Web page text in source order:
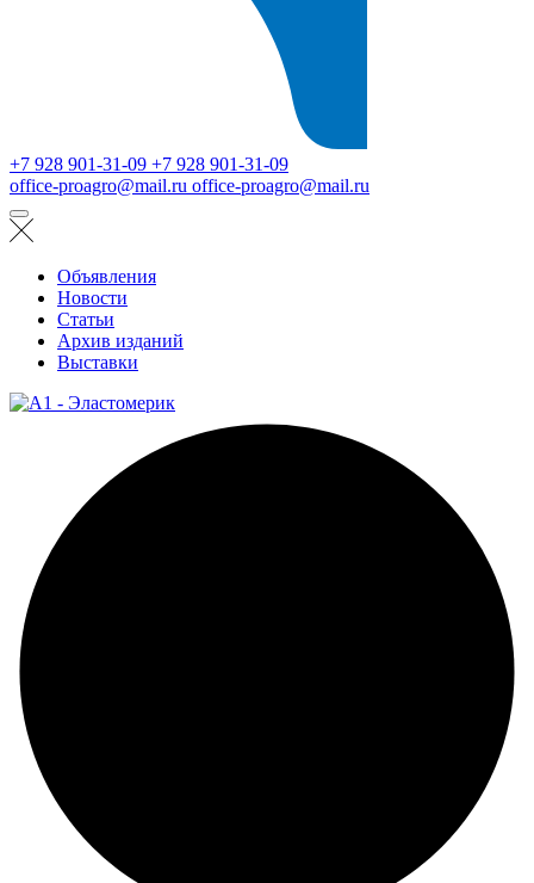
+7 928 901-31-09 +7 928 901-31-09
office-proagro@mail.ru office-proagro@mail.ru
Объявления
Новости
Статьи
Архив изданий
Выставки